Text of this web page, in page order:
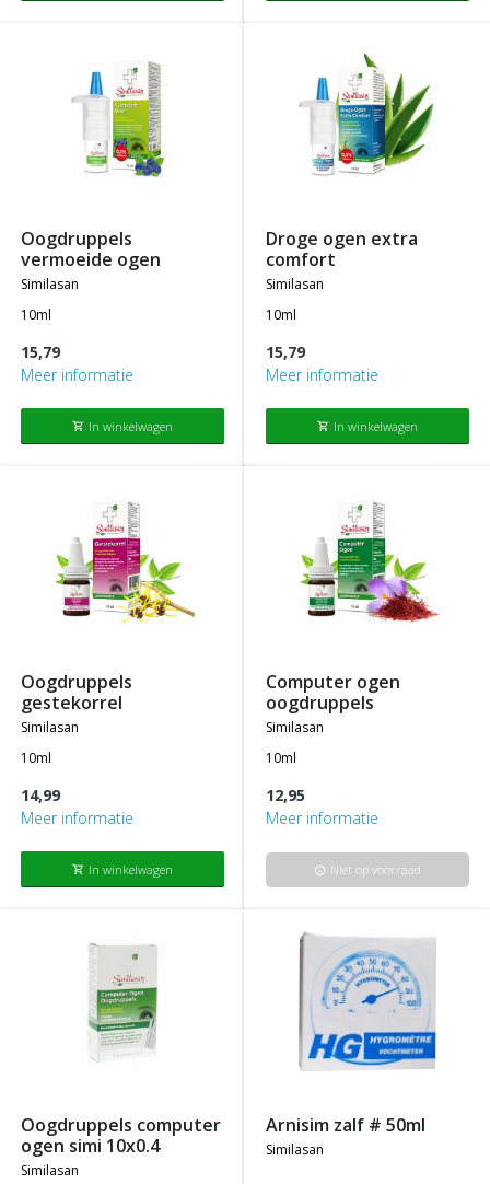
oogdruppels
vermoeide ogen
similasan
10ml
15,79
Meer informatie
shopping_cart In winkelwagen
droge ogen extra
comfort
similasan
10ml
15,79
Meer informatie
shopping_cart In winkelwagen
oogdruppels
gestekorrel
similasan
10ml
14,99
Meer informatie
shopping_cart In winkelwagen
computer ogen
oogdruppels
similasan
10ml
12,95
Meer informatie
info Niet op voorraad
oogdruppels computer
ogen simi 10x0.4
similasan
arnisim zalf # 50ml
similasan